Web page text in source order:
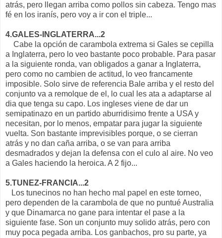
atrás, pero llegan arriba como pollos sin cabeza. Tengo mas
fé en los iranís, pero voy a ir con el triple...
4.GALES-INGLATERRA...2
Cabe la opción de carambola extrema si Gales se cepilla
a Inglaterra, pero lo veo bastante poco probable. Para pasar
a la siguiente ronda, van obligados a ganar a Inglaterra,
pero como no cambien de actitud, lo veo francamente
imposible. Solo sirve de referencia Bale arriba y el resto del
conjunto va a remolque de el, lo cual les ata a adaptarse al
dia que tenga su capo. Los ingleses viene de dar un
semipatinazo en un partido aburridisimo frente a USA y
necesitan, por lo menos, empatar para jugar la siguiente
vuelta. Son bastante imprevisibles porque, o se cierran
atrás y no dan caña arriba, o se van para arriba
desmadrados y dejan la defensa con el culo al aire. No veo
a Gales haciendo la heroica. A 2 fijo...
5.TUNEZ-FRANCIA...2
Los tunecinos no han hecho mal papel en este torneo,
pero dependen de la carambola de que no puntué Australia
y que Dinamarca no gane para intentar el pase a la
siguiente fase. Son un conjunto muy solido atrás, pero con
muy poca pegada arriba. Los ganbachos, pro su parte, ya